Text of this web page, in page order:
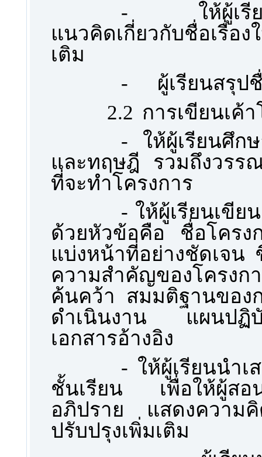
-
ให้ผู้เ
แนวคิดเกี่ยวกับชื่อเรื่อ
เติม
-
ผู้เรียนสรุป
2.2 การเขียนเค้
-
ให้ผู้เรียนศึก
และทฤษฎี รวมถึงวรร
ที่จะทำโครงการ
- ให้ผู้เรียนเขีย
ด้วยหัวข้อคือ ชื่อโครง
แบ่งหน้าที่อย่างชัดเจน
ความสำคัญของโครงก
ค้นคว้า สมมติฐานขอ
ดำเนินงาน แผนปฏิ
เอกสารอ้างอิง
- ให้ผู้เรียนนำเ
ชั้นเรียน เพื่อให้ผู้สอ
อภิปราย แสดงความ
ปรับปรุงเพิ่มเติม